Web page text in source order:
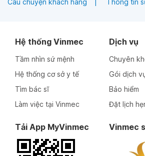
Câu chuyện khách hàng Thông tin
Hệ thống Vinmec
Tầm nhìn sứ mệnh
Hệ thống cơ sở y tế
Tìm bác sĩ
Làm việc tại Vinmec
Dịch vụ
Chuyên
Gói dịch
Bảo hiểm
Đặt lịch
Tải App MyVinmec Vinmec